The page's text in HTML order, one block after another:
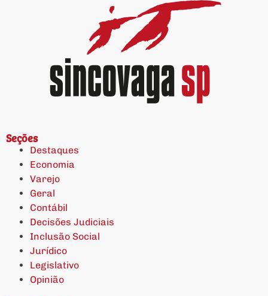
Seções
Destaques
Economia
Varejo
Geral
Contábil
Decisões Judiciais
Inclusão Social
Jurídico
Legislativo
Opinião